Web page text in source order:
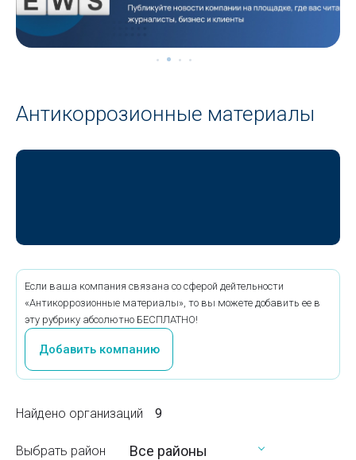
Антикоррозионные материалы
Если ваша компания связана со сферой дейтельности
«Антикоррозионные материалы», то вы можете добавить ее в
эту рубрику абсолютно БЕСПЛАТНО!
Добавить компанию
Найдено организаций 9
Выбрать район Все районы